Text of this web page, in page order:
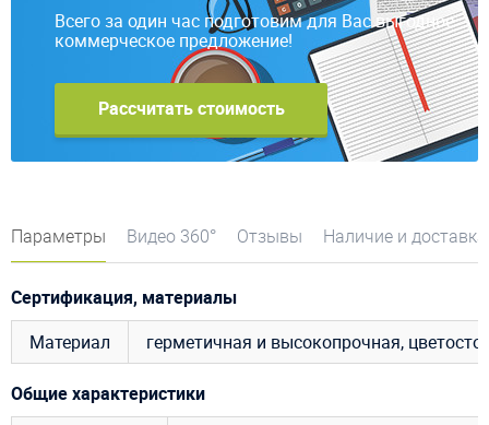
Всего за один час подготовим для Вас выгодное
коммерческое предложение!
Рассчитать стоимость
Параметры Видео 360° Отзывы Наличие и доставка
Сертификация, материалы
Материал
герметичная и высокопрочная,
Общие характеристики